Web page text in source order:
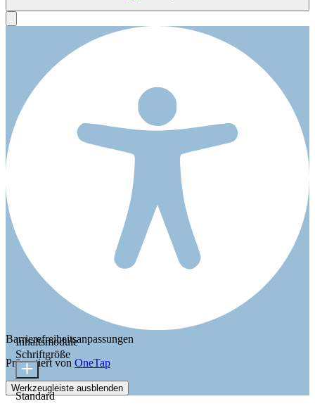
Barrierefreiheitsanpassungen
Präsentiert von OneTap
Werkzeugleiste ausblenden
Inhaltsmodule
Schriftgröße
Standard